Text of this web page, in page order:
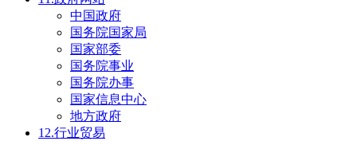
中国政府
国务院国家局
国家部委
国务院事业
国务院办事
国家信息中心
地方政府
12.行业贸易